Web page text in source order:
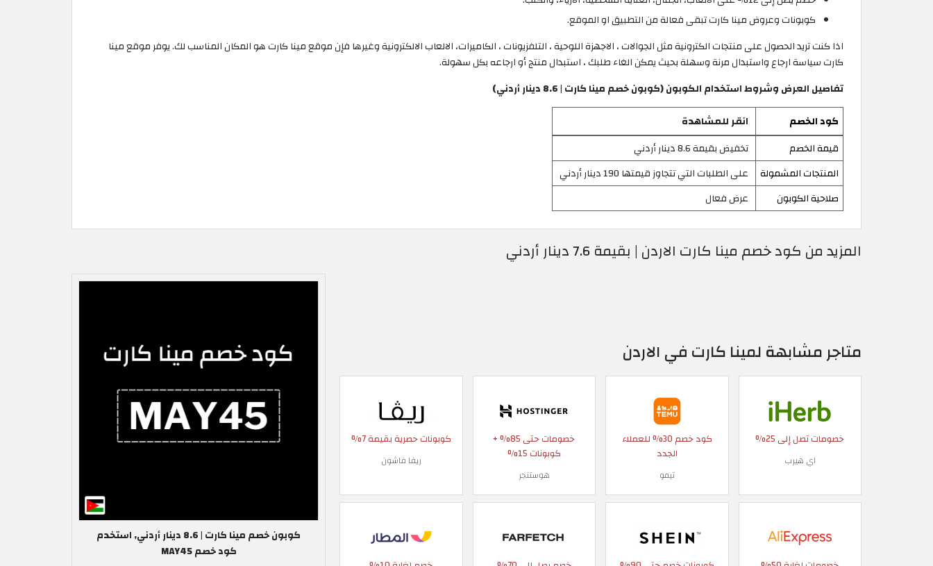
كوبونات وعروض مينا كارت تبقى فعالة من التطبيق او الموقع.
اذا كنت تريد الحصول على منتجات الكترونية مثل الجوالات ، الاجهزة اللوحية ، التلفزيونات ، الكاميرات، الالعاب الالكترونية وغيرها فإن موقع مينا كارت هو المكان المناسب لك. يوفر موقع مينا
كارت سياسة ارجاع واستبدال مرنة وسهلة بحيث يمكن الغاء طلبك ، استبدال منتج أو ارجاعه بكل سهولة.
تفاصيل العرض وشروط استخدام الكوبون (كوبون خصم مينا كارت | 8.6 دينار أردني)
كود الخصم
انقر للمشاهدة
قيمة الخصم
تخفيض بقيمة 8.6 دينار أردني
المنتجات المشمولة
على الطلبات التي تتجاوز قيمتها 190 دينار أردني
صلاحية الكوبون
عرض فعال
المزيد من كود خصم مينا كارت الاردن | بقيمة 7.6 دينار أردني
متاجر مشابهة لمينا كارت في الاردن
خصومات تصل إلى 25%
اي هيرب
كود خصم 30% للعملاء
الجدد
تيمو
خصومات حتى 85% +
كوبونات 15%
هوستنجر
كوبونات حصرية بقيمة 7%
ريفا فاشون
كوبون خصم مينا كارت | 8.6 دينار أردني, استخدم
كود خصم MAY45